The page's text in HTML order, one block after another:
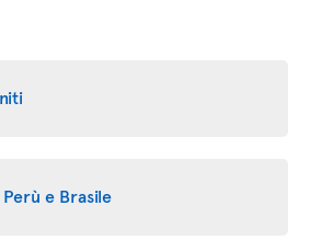
e Brasile